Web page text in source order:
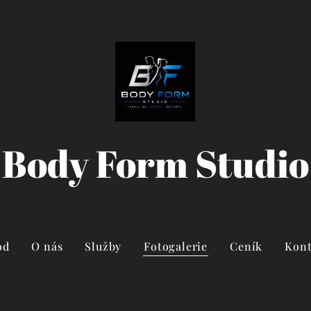
Body Form Studio
O nás Služby Fotogalerie Ceník